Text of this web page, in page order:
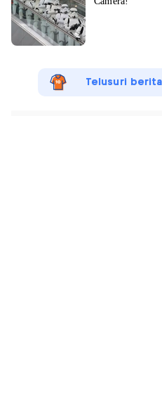
Telusuri